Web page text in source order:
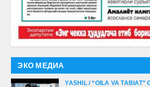
ЭКО МЕДИА
YASHIL / “OILA VA TABIAT”